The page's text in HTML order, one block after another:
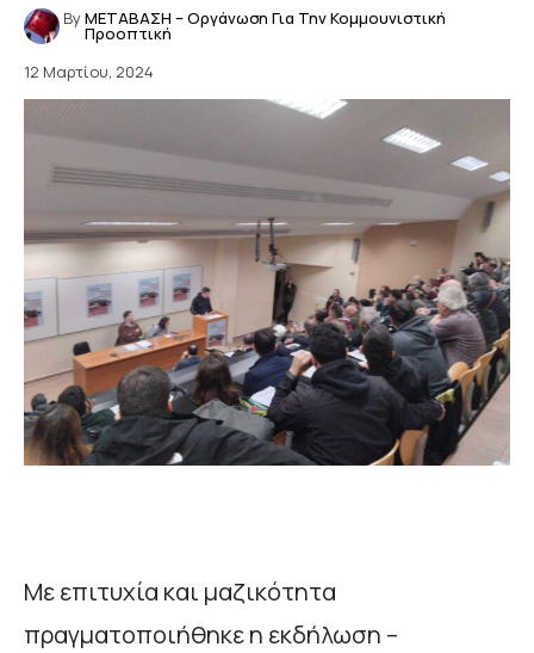
ByΜΕΤΑΒΑΣΗ – Οργάνωση Για Την Κομμουνιστική
Προοπτική
12 Μαρτίου, 2024
Με επιτυχία και μαζικότητα
πραγματοποιήθηκε η εκδήλωση –